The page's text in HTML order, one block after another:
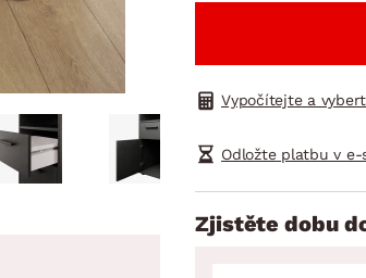
Vypočítejte a
Odložte platbu v
Zjistěte dobu